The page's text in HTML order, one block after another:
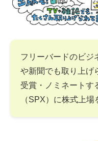
フリーバードのビジ
や新聞でも取り上げ
受賞・ノミネートす
（SPX）に株式上場